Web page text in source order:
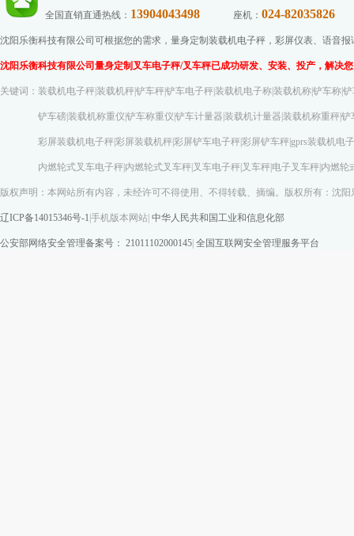
全国直销直通热线： 13904043498 座机： 024-82035826
沈阳乐衡科技有限公司可根据您的需求，量身定制装载机电子秤，彩屏仪表、语音
沈阳乐衡科技有限公司量身定制叉车电子秤/叉车秤已成功研发、安装、投产，解决
关键词：装载机电子秤|装载机秤|铲车秤|铲车电子秤|装载机电子称|装载机称|铲车称|
铲车磅|装载机称重仪|铲车称重仪|铲车计量器|装载机计量器|装载机称重秤|铲车
彩屏装载机电子秤|彩屏装载机秤|彩屏铲车电子秤|彩屏铲车秤|gprs装载机电子
内燃轮式叉车电子秤|内燃轮式叉车秤|叉车电子秤|叉车秤|电子叉车秤|内燃轮式
版权声明：本网站所有内容，未经许可不得使用、不得转载、摘编。版权所有：沈
辽ICP备14015346号-1 手机版本网站 中华人民共和国工业和信息化部
公安部网络安全管理备案号： 21011102000145 全国互联网安全管理服务平台